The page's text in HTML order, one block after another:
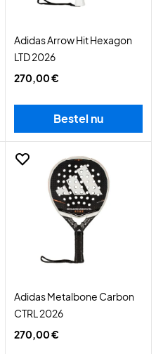
Adidas Arrow Hit Hexagon
LTD 2026
270,00 €
Bestel nu
Adidas Metalbone Carbon
CTRL 2026
270,00 €